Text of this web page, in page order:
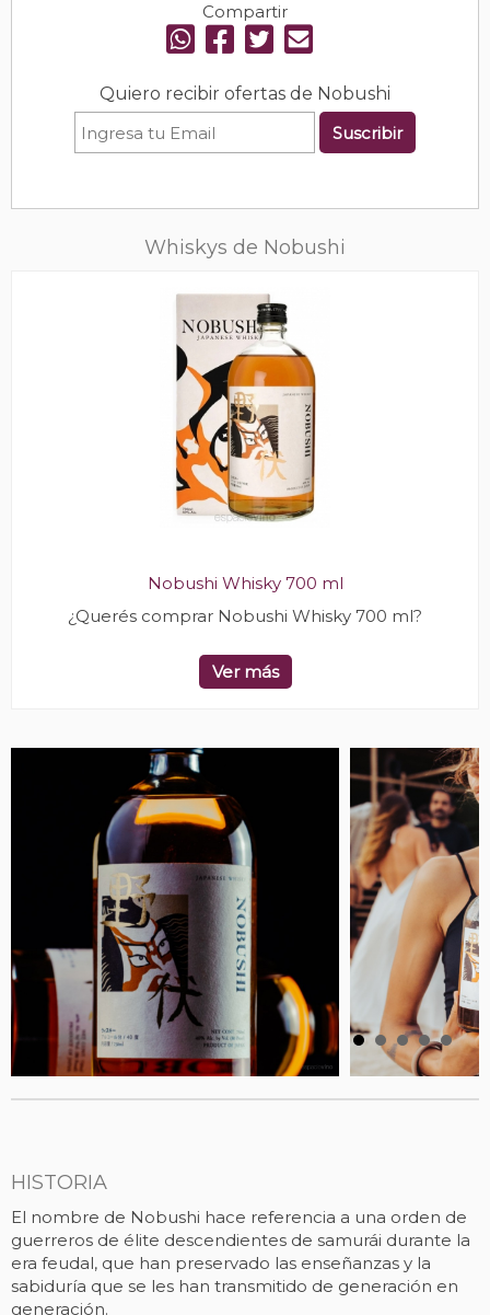
Compartir
Quiero recibir ofertas de Nobushi
Suscribir
Whiskys de Nobushi
Nobushi Whisky 700 ml
¿Querés comprar Nobushi Whisky 700 ml?
Ver más
HISTORIA
El nombre de Nobushi hace referencia a una orden de
guerreros de élite descendientes de samurái durante la
era feudal, que han preservado las enseñanzas y la
sabiduría que se les han transmitido de generación en
generación.